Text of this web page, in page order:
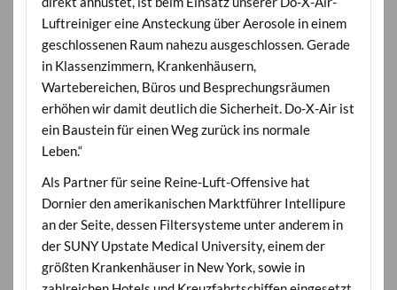
Luftreiniger eine Ansteckung über Aerosole in einem
geschlossenen Raum nahezu ausgeschlossen. Gerade
in Klassenzimmern, Krankenhäusern,
Wartebereichen, Büros und Besprechungsräumen
erhöhen wir damit deutlich die Sicherheit. Do-X-Air ist
ein Baustein für einen Weg zurück ins normale
Leben.“
Als Partner für seine Reine-Luft-Offensive hat
Dornier den amerikanischen Marktführer Intellipure
an der Seite, dessen Filtersysteme unter anderem in
der SUNY Upstate Medical University, einem der
größten Krankenhäuser in New York, sowie in